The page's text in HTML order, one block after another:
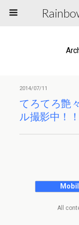
2014/07/11
てろてろ艶
ル撮影中！！
All